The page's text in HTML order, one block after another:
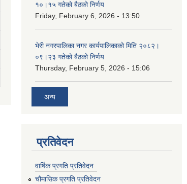
१०।१५ गतेको बैठको निर्णय
Friday, February 6, 2026 - 13:50
भेरी नगरपालिका नगर कार्यपालिकाको मिति २०८२।
०९।२३ गतेको बैठको निर्णय
Thursday, February 5, 2026 - 15:06
अन्य
प्रतिवेदन
वार्षिक प्रगति प्रतिवेदन
चौमासिक प्रगति प्रतिवेदन